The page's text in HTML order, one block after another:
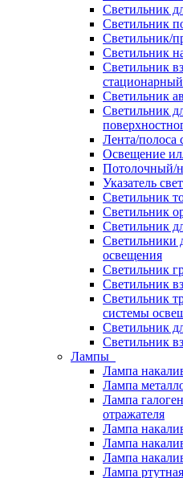
Светильник
Светильник
Светильник/
Светильник
Светильник
стационарный
Светильник
Светильник
Лента/полоса
Освещение
Потолочный/
Указатель
Светильник
Светильник
Светильник
Светильники
освещения
Светильник
Светильник
Светильник
системы
Светильник
Светильник
Лампы
Лампа
Лампа
Лампа
отражателя
Лампа
Лампа
Лампа
Лампа